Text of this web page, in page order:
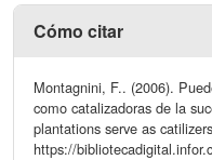
Cómo citar
Montagnini, F.. (2006).
como catalizadoras de la
plantations serve as
https://